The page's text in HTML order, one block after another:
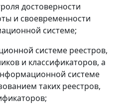
достоверности
и своевременности
системе;
системе реестров,
и классификаторов, а
системе
таких реестров,